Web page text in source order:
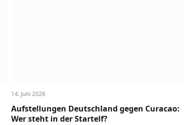
14. Juni 2026
Aufstellungen Deutschland gegen Curacao:
Wer steht in der Startelf?